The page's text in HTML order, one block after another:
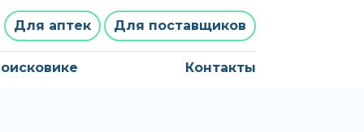
Для аптек Для поставщиков
Контакты